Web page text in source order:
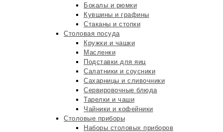
Бокалы и рюмки
Кувшины и графины
Стаканы и стопки
Столовая посуда
Кружки и чашки
Масленки
Подставки для яиц
Салатники и соусники
Сахарницы и сливочники
Сервировочные блюда
Тарелки и чаши
Чайники и кофейники
Столовые приборы
Наборы столовых приборов